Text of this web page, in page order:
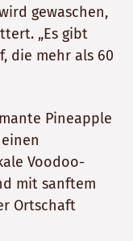
gewaschen,
„Es gibt
die mehr als 60
Pineapple
Voodoo-
mit sanftem
Ortschaft